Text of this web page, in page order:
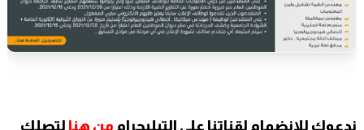
ندعوك للانضمام لقناتنا على التيليجرام من هنا لتصلك